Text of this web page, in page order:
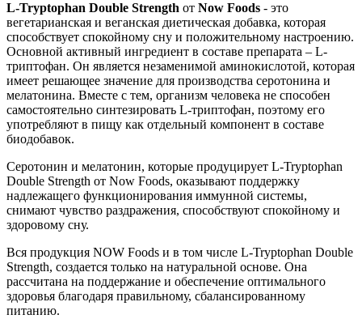
L-Tryptophan Double Strength от Now Foods - это
вегетарианская и веганская диетическая добавка, которая
способствует спокойному сну и положительному настроению.
Основной активный ингредиент в составе препарата – L-
триптофан. Он является незаменимой аминокислотой, которая
имеет решающее значение для производства серотонина и
мелатонина. Вместе с тем, организм человека не способен
самостоятельно синтезировать L-триптофан, поэтому его
употребляют в пищу как отдельный компонент в составе
биодобавок.
Серотонин и мелатонин, которые продуцирует L-Tryptophan
Double Strength от Now Foods, оказывают поддержку
надлежащего функционирования иммунной системы,
снимают чувство раздражения, способствуют спокойному и
здоровому сну.
Вся продукция NOW Foods и в том числе L-Tryptophan Double
Strength, создается только на натуральной основе. Она
рассчитана на поддержание и обеспечение оптимального
здоровья благодаря правильному, сбалансированному
питанию.